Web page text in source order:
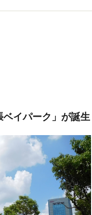
イパーク」が誕生